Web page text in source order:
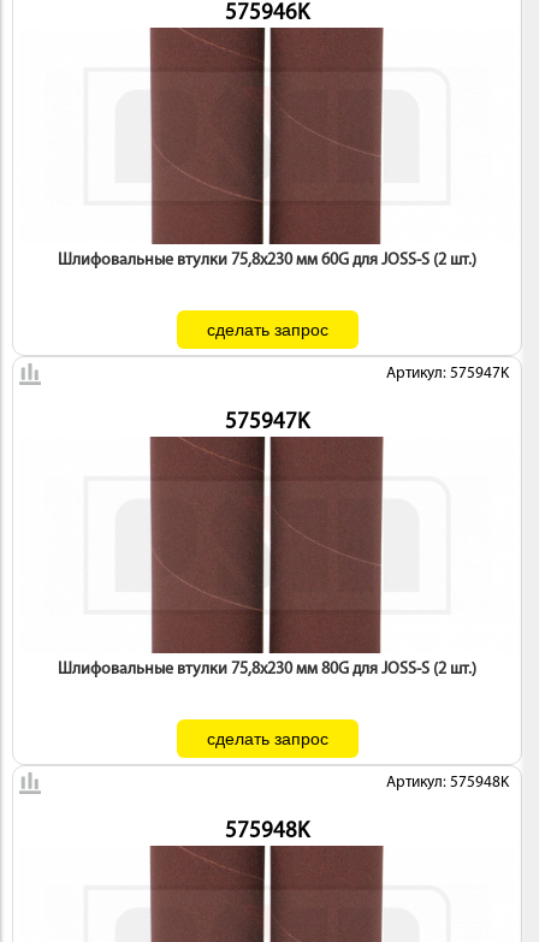
575946K
Шлифовальные втулки 75,8х230 мм 60G для JOSS-S (2 шт.)
Артикул: 575947K
575947K
Шлифовальные втулки 75,8х230 мм 80G для JOSS-S (2 шт.)
Артикул: 575948K
575948K